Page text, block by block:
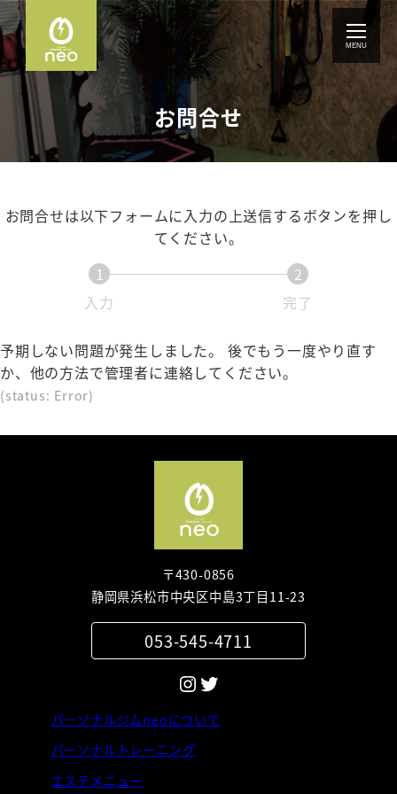
メ
イ
ン
コ
ツ
移
MENU
お問合せ
お問合せは以下フォームに入力の上送信するボタンを押し
てください。
1
入力
2
完了
予期しない問題が発生しました。 後でもう一度やり直す
か、他の方法で管理者に連絡してください。
(status: Error)
〒430-0856
静岡県浜松市中央区中島3丁目11-23
053-545-4711
InstagramTwitter
パーソナルジムneoについて
パーソナルトレーニング
エステメニュー